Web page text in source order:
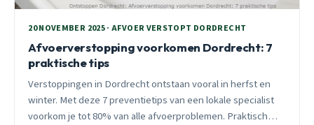
20 NOVEMBER 2025 · AFVOER VERSTOPT DORDRECHT
Afvoerverstopping voorkomen Dordrecht: 7
praktische tips
Verstoppingen in Dordrecht ontstaan vooral in herfst en
winter. Met deze 7 preventietips van een lokale specialist
voorkom je tot 80% van alle afvoerproblemen. Praktisch